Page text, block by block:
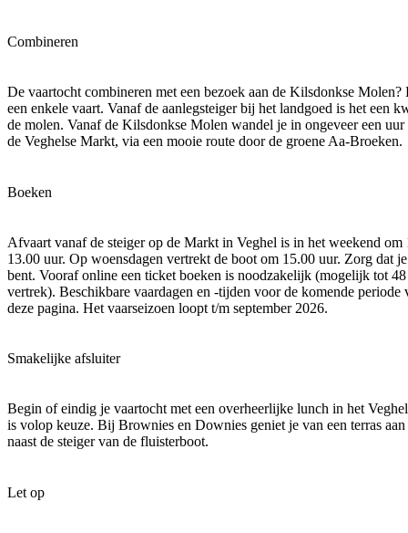
Combineren
De vaartocht combineren met een bezoek aan de Kilsdonkse Molen?
een enkele vaart. Vanaf de aanlegsteiger bij het landgoed is het een
de molen. Vanaf de Kilsdonkse Molen wandel je in ongeveer een uur
de Veghelse Markt, via een mooie route door de groene Aa-Broeken.
Boeken
Afvaart vanaf de steiger op de Markt in Veghel is in het weekend om
13.00 uur. Op woensdagen vertrekt de boot om 15.00 uur. Zorg dat
bent. Vooraf online een ticket boeken is noodzakelijk (mogelijk tot
vertrek). Beschikbare vaardagen en -tijden voor de komende periode
deze pagina. Het vaarseizoen loopt t/m september 2026.
Smakelijke afsluiter
Begin of eindig je vaartocht met een overheerlijke lunch in het
is volop keuze. Bij Brownies en Downies geniet je van een terras
naast de steiger van de fluisterboot.
Let op